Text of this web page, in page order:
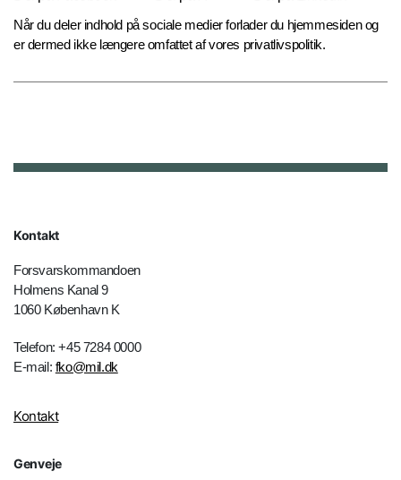
Når du deler indhold på sociale medier forlader du hjemmesiden og
er dermed ikke længere omfattet af vores privatlivspolitik.
Kontakt
Forsvarskommandoen
Holmens Kanal 9
1060 København K
Telefon: +45 7284 0000
E-mail: fko@mil.dk
Kontakt
Genveje